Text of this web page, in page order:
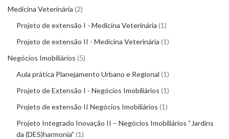
Medicina Veterinária 2
Projeto de extensão I - Medicina Veterinária 1
Projeto de extensão II - Medicina Veterinária 1
Negócios Imobiliários 5
Aula prática Planejamento Urbano e Regional 1
Projeto de Extensão I - Negócios Imobiliários 1
Projeto de extensão II Negócios Imobiliários 1
Projeto Integrado Inovação II – Negócios Imobiliários “Jardins
da (DES)harmonia” 1